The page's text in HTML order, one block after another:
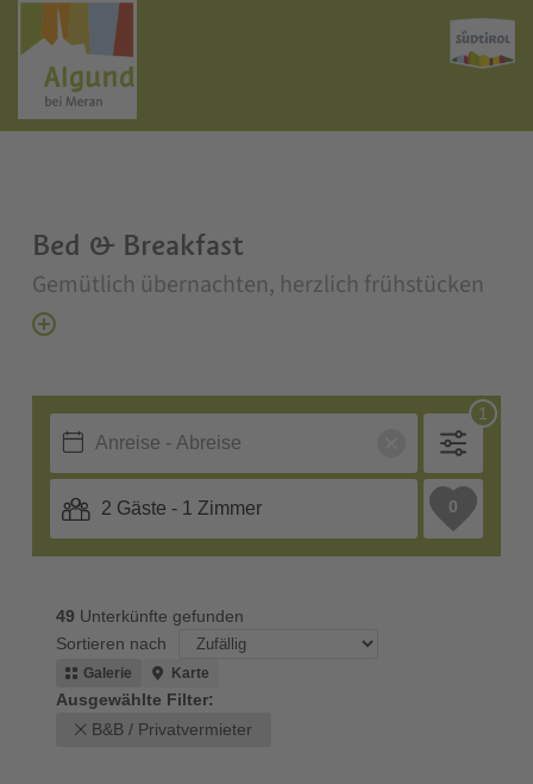
Bed & Breakfast
Gemütlich übernachten, herzlich frühstücken